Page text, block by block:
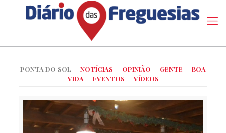
PONTA DO SOL NOTÍCIAS OPINIÃO GENTE
BOA
VIDA
EVENTOS VÍDEOS